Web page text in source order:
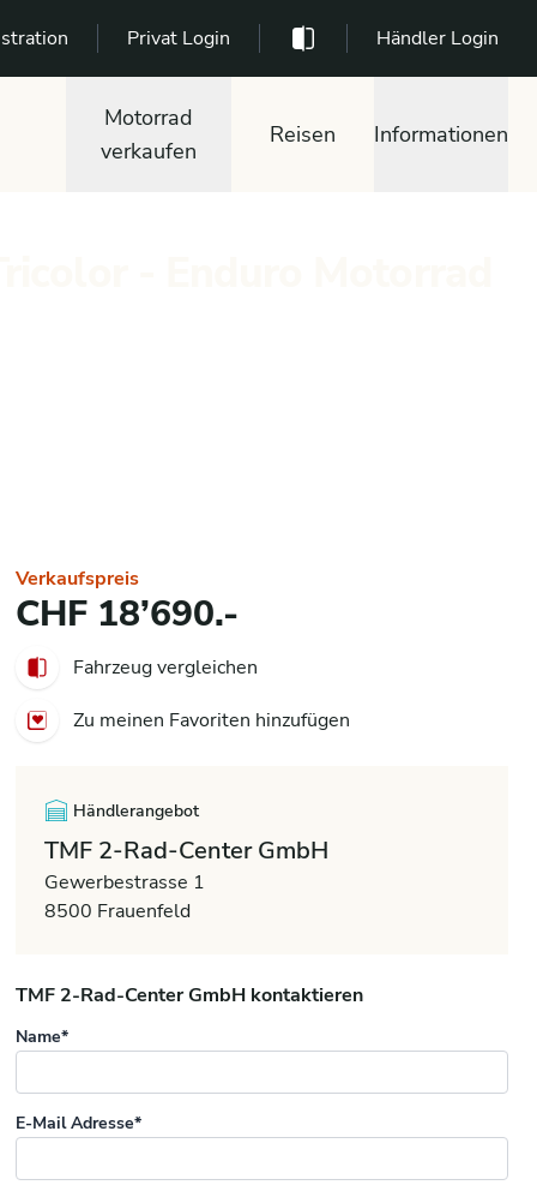
Privat Login Händler Login
Motorrad
verkaufen
Reisen Informationen
Verkaufspreis
CHF 18’690.-
Fahrzeug vergleichen
Zu meinen Favoriten hinzufügen
Händlerangebot
TMF 2-Rad-Center GmbH
Gewerbestrasse 1
8500 Frauenfeld
TMF 2-Rad-Center GmbH kontaktieren
Name*
E-Mail Adresse*